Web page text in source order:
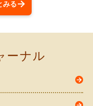
みる
ーナル